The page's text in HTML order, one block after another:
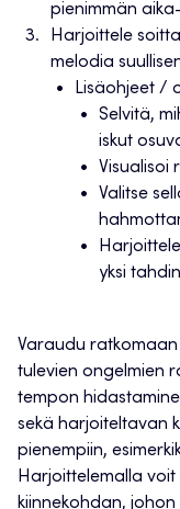
pienimmän
Harjoittele
melodia
Lisäohjeet /
Selvitä,
iskut
Visualisoi
Valitse
yksi
Varaudu
tulevien ongelmien
tempon
sekä harjoiteltavan
pienempiin,
Harjoittelemalla voit
kiinnekohdan,